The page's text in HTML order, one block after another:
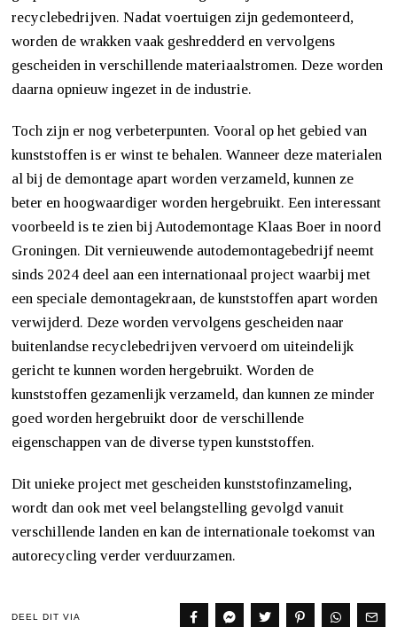
recyclebedrijven. Nadat voertuigen zijn gedemonteerd,
worden de wrakken vaak geshredderd en vervolgens
gescheiden in verschillende materiaalstromen. Deze worden
daarna opnieuw ingezet in de industrie.
Toch zijn er nog verbeterpunten. Vooral op het gebied van
kunststoffen is er winst te behalen. Wanneer deze materialen
al bij de demontage apart worden verzameld, kunnen ze
beter en hoogwaardiger worden hergebruikt. Een interessant
voorbeeld is te zien bij Autodemontage Klaas Boer in noord
Groningen. Dit vernieuwende autodemontagebedrijf neemt
sinds 2024 deel aan een internationaal project waarbij met
een speciale demontagekraan, de kunststoffen apart worden
verwijderd. Deze worden vervolgens gescheiden naar
buitenlandse recyclebedrijven vervoerd om uiteindelijk
gericht te kunnen worden hergebruikt. Worden de
kunststoffen gezamenlijk verzameld, dan kunnen ze minder
goed worden hergebruikt door de verschillende
eigenschappen van de diverse typen kunststoffen.
Dit unieke project met gescheiden kunststofinzameling,
wordt dan ook met veel belangstelling gevolgd vanuit
verschillende landen en kan de internationale toekomst van
autorecycling verder verduurzamen.
DEEL DIT VIA